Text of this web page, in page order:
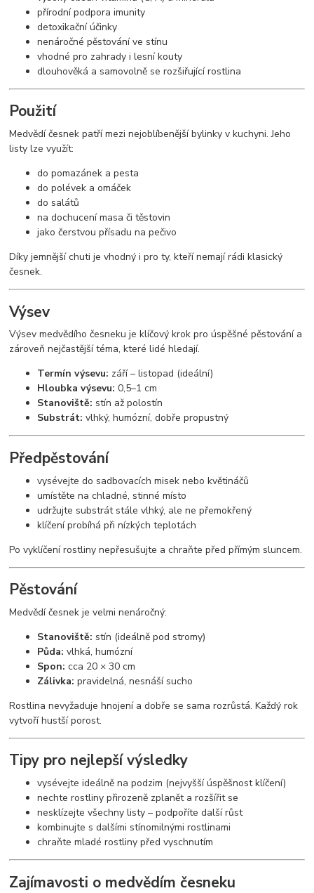
přírodní podpora imunity
detoxikační účinky
nenáročné pěstování ve stínu
vhodné pro zahrady i lesní kouty
dlouhověká a samovolně se rozšiřující rostlina
Použití
Medvědí česnek patří mezi nejoblíbenější bylinky v kuchyni. Jeho
listy lze využít:
do pomazánek a pesta
do polévek a omáček
do salátů
na dochucení masa či těstovin
jako čerstvou přísadu na pečivo
Díky jemnější chuti je vhodný i pro ty, kteří nemají rádi klasický
česnek.
Výsev
Výsev medvědího česneku je klíčový krok pro úspěšné pěstování a
zároveň nejčastější téma, které lidé hledají.
Termín výsevu: září – listopad (ideální)
Hloubka výsevu: 0,5–1 cm
Stanoviště: stín až polostín
Substrát: vlhký, humózní, dobře propustný
Předpěstování
vysévejte do sadbovacích misek nebo květináčů
umístěte na chladné, stinné místo
udržujte substrát stále vlhký, ale ne přemokřený
klíčení probíhá při nízkých teplotách
Po vyklíčení rostliny nepřesušujte a chraňte před přímým sluncem.
Pěstování
Medvědí česnek je velmi nenáročný:
Stanoviště: stín (ideálně pod stromy)
Půda: vlhká, humózní
Spon: cca 20 × 30 cm
Zálivka: pravidelná, nesnáší sucho
Rostlina nevyžaduje hnojení a dobře se sama rozrůstá. Každý rok
vytvoří hustší porost.
Tipy pro nejlepší výsledky
vysévejte ideálně na podzim (nejvyšší úspěšnost klíčení)
nechte rostliny přirozeně zplanět a rozšířit se
nesklízejte všechny listy – podpoříte další růst
kombinujte s dalšími stínomilnými rostlinami
chraňte mladé rostliny před vyschnutím
Zajímavosti o medvědím česneku